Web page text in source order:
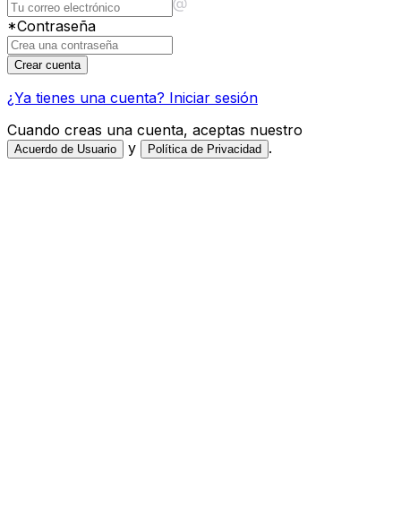
*Contraseña
Crear cuenta
¿Ya tienes una cuenta? Iniciar sesión
Cuando creas una cuenta, aceptas nuestro
Acuerdo de Usuario y Política de Privacidad .